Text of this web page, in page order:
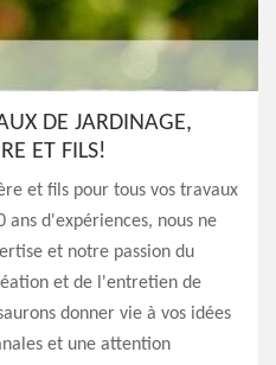
DE JARDINAGE,
ET FILS!
et fils pour tous vos travaux
ans d'expériences, nous ne
et notre passion du
et de l'entretien de
donner vie à vos idées
et une attention